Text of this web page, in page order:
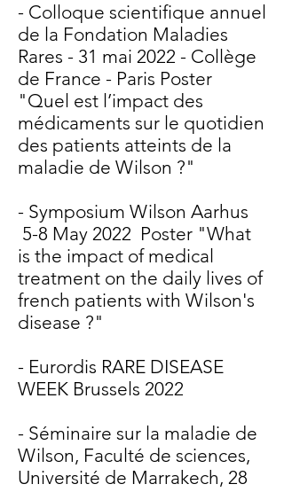
- Colloque scientifique annuel
de la Fondation Maladies
Rares - 31 mai 2022 - Collège
de France - Paris Poster
"Quel est l’impact des
médicaments sur le quotidien
des patients atteints de la
maladie de Wilson ?"
- Symposium Wilson Aarhus
5-8 May 2022 Poster "What
is the impact of medical
treatment on the daily lives of
french patients with Wilson's
disease ?"
- Eurordis RARE DISEASE
WEEK Brussels 2022
- Séminaire sur la maladie de
Wilson, Faculté de sciences,
Université de Marrakech, 28